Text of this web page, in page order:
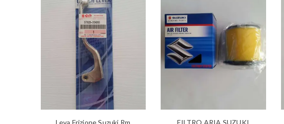
Leva Frizione Suzuki Rm FILTRO ARIA SUZUKI